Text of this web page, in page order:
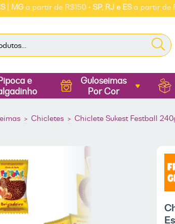
a partir de R$150 •SP, RJ e ESa partir de R$250
e
Guloseimas
Por Cor
> Chicletes > Chiclete Sukest Festball